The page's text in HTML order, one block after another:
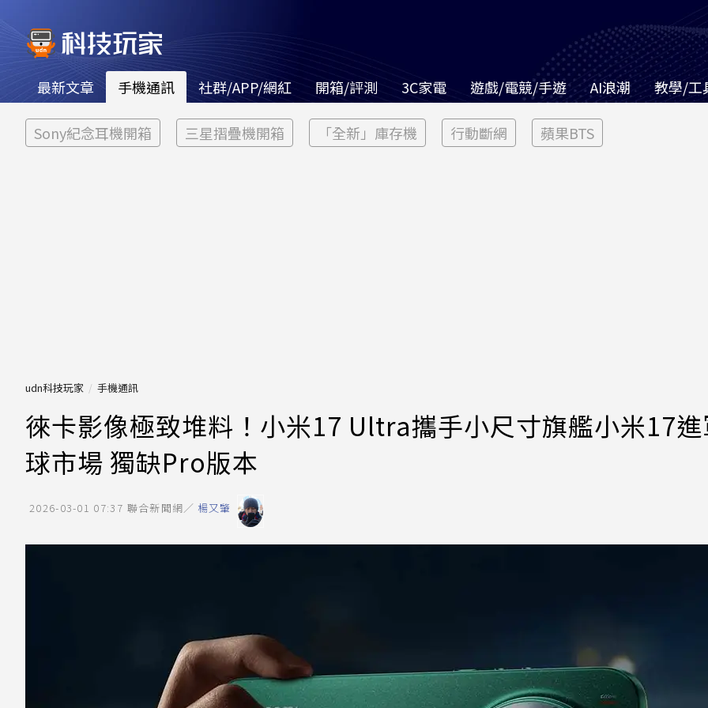
最新文章 手機通訊 社群/APP/網紅 開箱/評測 3C家電 遊戲/電競/手遊 AI浪潮 教學/工
Sony紀念耳機開箱 三星摺疊機開箱 「全新」庫存機 行動斷網 蘋果BTS
udn科技玩家 手機通訊
徠卡影像極致堆料！小米17 Ultra攜手小尺寸旗艦小米17
球市場 獨缺Pro版本
2026-03-01 07:37 聯合新聞網／ 楊又肇